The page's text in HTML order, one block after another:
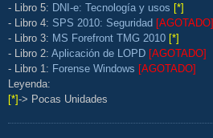
- Libro 5: DNI-e: Tecnología y usos [*]
- Libro 4: SPS 2010: Seguridad [AGOTADO]
- Libro 3: MS Forefront TMG 2010 [*]
- Libro 2: Aplicación de LOPD [AGOTADO]
- Libro 1: Forense Windows [AGOTADO]
Leyenda:
[*]-> Pocas Unidades